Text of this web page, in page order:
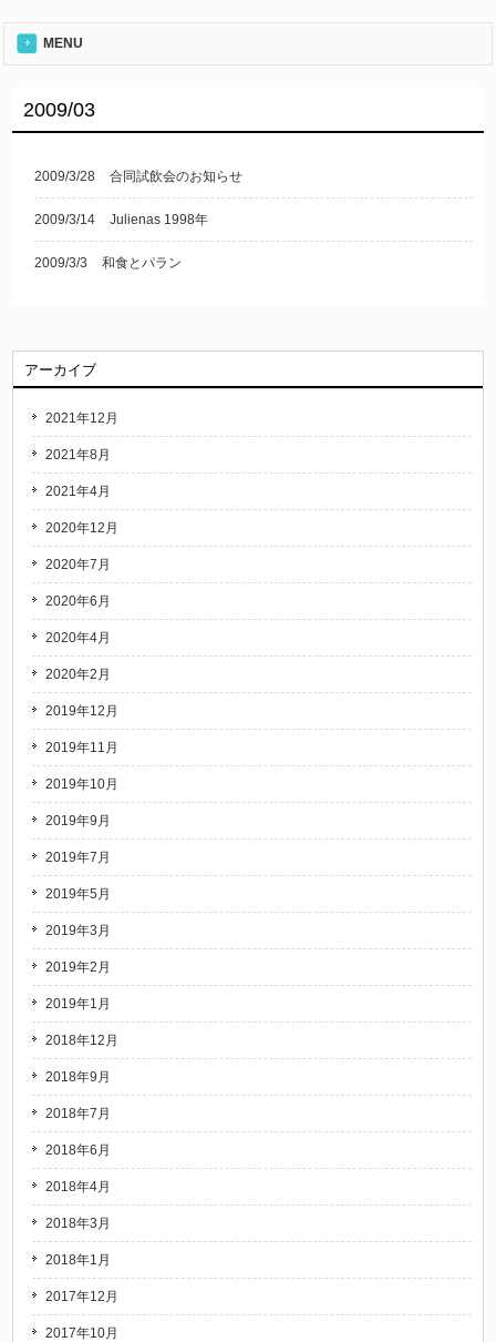
MENU
2009/03
2009/3/28 合同試飲会のお知らせ
2009/3/14 Julienas 1998年
2009/3/3 和食とパラン
アーカイブ
2021年12月
2021年8月
2021年4月
2020年12月
2020年7月
2020年6月
2020年4月
2020年2月
2019年12月
2019年11月
2019年10月
2019年9月
2019年7月
2019年5月
2019年3月
2019年2月
2019年1月
2018年12月
2018年9月
2018年7月
2018年6月
2018年4月
2018年3月
2018年1月
2017年12月
2017年10月